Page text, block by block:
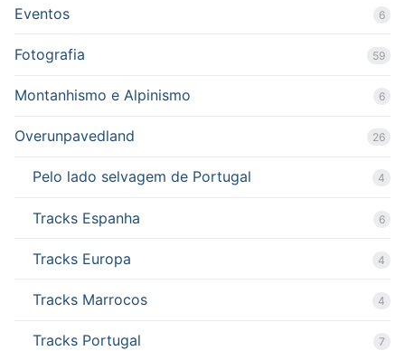
Eventos 6
Fotografia 59
Montanhismo e Alpinismo 6
Overunpavedland 26
Pelo lado selvagem de Portugal 4
Tracks Espanha 6
Tracks Europa 4
Tracks Marrocos 4
Tracks Portugal 7